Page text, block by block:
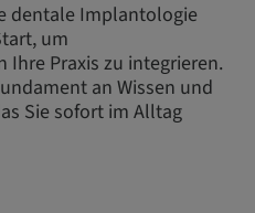
dentale Implantologie
um
Praxis zu integrieren.
an Wissen und
Sie sofort im Alltag